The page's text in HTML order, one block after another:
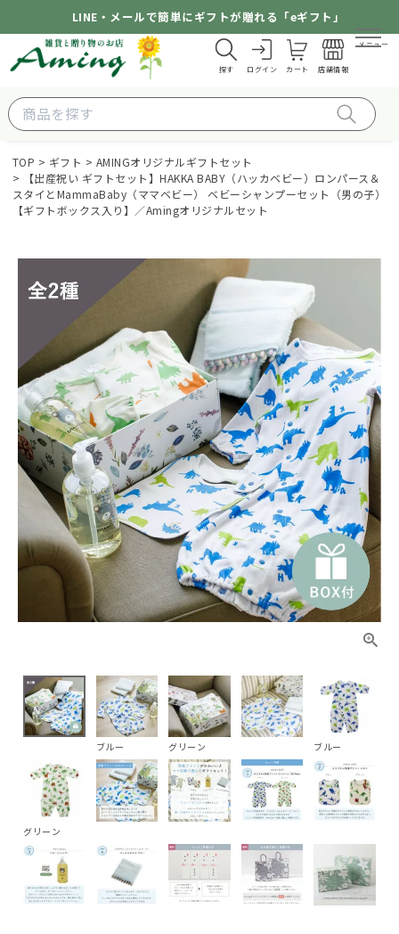
LINE・メールで簡単にギフトが贈れる「eギフト」
探す ログイン カート 店舗情報
メニュー
TOP ギフト
AMINGオリジナルギフトセット
【出産祝い ギフトセット】HAKKA BABY（ハッカベビー）ロンパース＆
スタイとMammaBaby（ママベビー） ベビーシャンプーセット（男の子）
【ギフトボックス入り】／Amingオリジナルセット
ブルー グリーン ブルー
グリーン